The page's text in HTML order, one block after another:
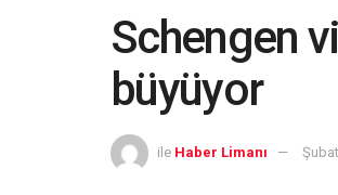
Schengen
büyüyor
ile Haber Limanı